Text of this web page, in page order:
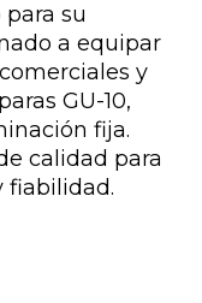
su
a equipar
y
GU-10,
fija.
calidad para
fiabilidad.